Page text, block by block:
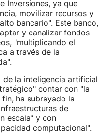
Inversiones, ya que
movilizar recursos y
bancario". Este banco,
y canalizar fondos
"multiplicando el
a través de la
la inteligencia artificial
contar con "la
ha subrayado la
de
escala" y con
computacional".